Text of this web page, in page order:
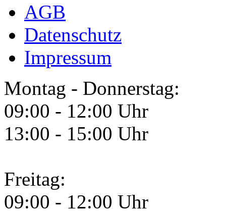
AGB
Datenschutz
Impressum
Montag - Donnerstag:
09:00 - 12:00 Uhr
13:00 - 15:00 Uhr
Freitag:
09:00 - 12:00 Uhr